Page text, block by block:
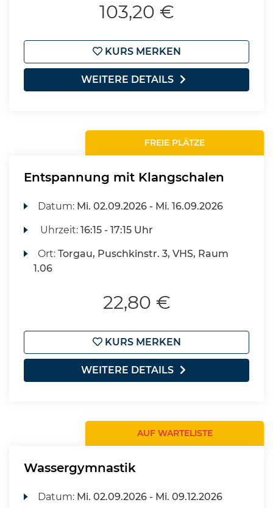
103,20 €
KURS MERKEN
WEITERE DETAILS
FREIE PLÄTZE
Entspannung mit Klangschalen
Datum: Mi. 02.09.2026 - Mi. 16.09.2026
Uhrzeit:16:15 - 17:15 Uhr
Ort:Torgau, Puschkinstr. 3, VHS, Raum
1.06
22,80 €
KURS MERKEN
WEITERE DETAILS
AUF WARTELISTE
Wassergymnastik
Datum: Mi. 02.09.2026 - Mi. 09.12.2026